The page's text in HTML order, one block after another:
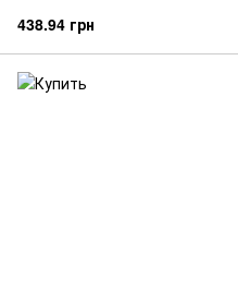
438.94 грн